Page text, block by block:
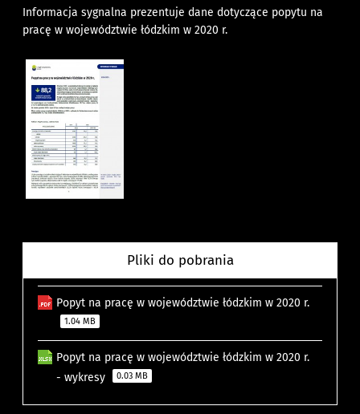
Informacja sygnalna prezentuje dane dotyczące popytu na
pracę w województwie łódzkim w 2020 r.
Pliki do pobrania
Popyt na pracę w województwie łódzkim w 2020 r.
1.04 MB
Popyt na pracę w województwie łódzkim w 2020 r.
- wykresy
0.03 MB